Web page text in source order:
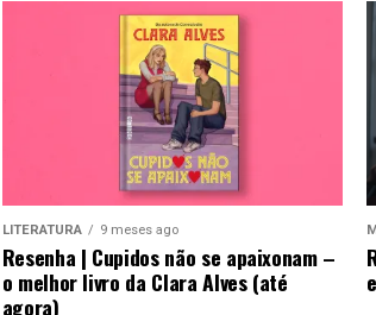
LITERATURA 9 meses ago
Resenha | Cupidos não se apaixonam –
o melhor livro da Clara Alves (até
agora)